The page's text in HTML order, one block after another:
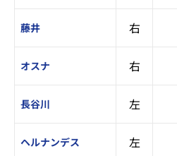
藤井 右
オスナ 右
長谷川 左
ヘルナンデス 左